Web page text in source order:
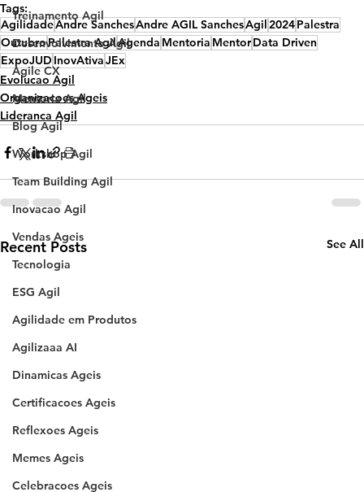
Treinamento Agil
Desenvolvimento Agil
Agile CX
Mentoria Agil
Blog Agil
Workshop Agil
Team Building Agil
Inovacao Agil
Vendas Ageis
Tecnologia
ESG Agil
Agilidade em Produtos
Agilizaaa AI
Dinamicas Ageis
Certificacoes Ageis
Reflexoes Ageis
Memes Ageis
Celebracoes Ageis
Tags:
AgilidadeAndre SanchesAndre AGIL SanchesAgil2024Palestra
OutubroPalestra AgilAgenda Mentoria MentorData Driven
ExpoJUD InovAtivaJEx
Evolucao Agil
Organizacoes Ageis
Lideranca Agil
Recent Posts See All